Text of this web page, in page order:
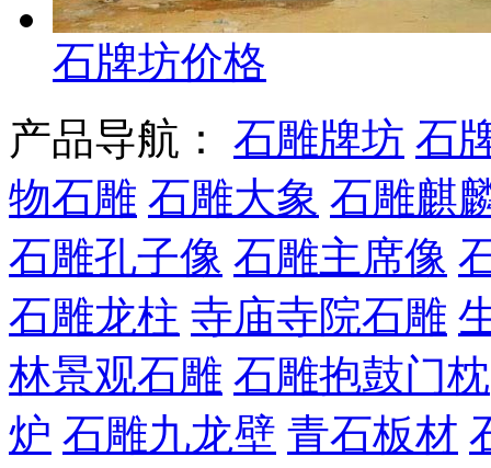
石牌坊价格
产品导航： 石雕牌坊 石
物石雕 石雕大象 石雕麒
石雕孔子像 石雕主席像
石雕龙柱 寺庙寺院石雕
林景观石雕 石雕抱鼓门枕
炉 石雕九龙壁 青石板材